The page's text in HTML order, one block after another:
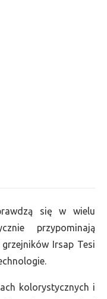
się w wielu
przypominają
Irsap Tesi
kolorystycznych i